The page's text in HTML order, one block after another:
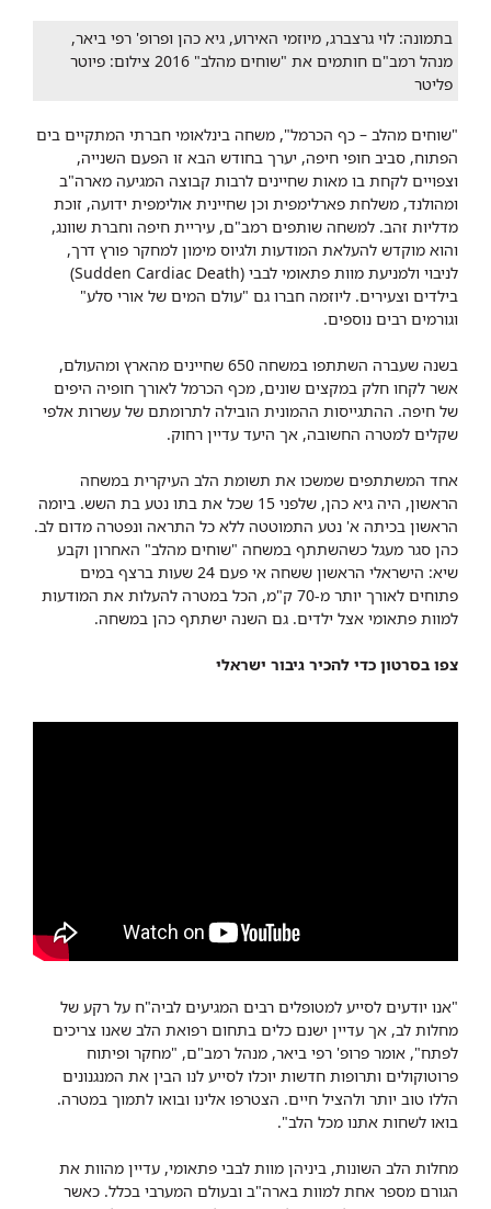
בתמונה: ​לוי גרצברג, מיוזמי האירוע, גיא כהן ופרופ' רפי ביאר,
מנהל רמב"ם חותמים את "שוחים מהלב" 2016 צילום: פיוטר
פליטר
"שוחים מהלב – כף הכרמל", משחה בינלאומי חברתי המתקיים בים
הפתוח, סביב חופי חיפה, יערך בחודש הבא זו הפעם השנייה,
וצפויים לקחת בו מאות שחיינים לרבות קבוצה המגיעה מארה"ב
ומהולנד, משלחת פארלימפית וכן שחיינית אולימפית ידועה, זוכת
מדליות זהב. למשחה שותפים רמב"ם, עיריית חיפה וחברת שוונג,
והוא מוקדש להעלאת המודעות ולגיוס מימון למחקר פורץ דרך,
לניבוי ולמניעת מוות פתאומי לבבי (Sudden Cardiac Death)
בילדים וצעירים. ליוזמה חברו גם "עולם המים של אורי סלע"
וגורמים רבים נוספים.
בשנה שעברה השתתפו במשחה 650 שחיינים מהארץ ומהעולם,
אשר לקחו חלק במקצים שונים, מכף הכרמל לאורך חופיה היפים
של חיפה. ההתגייסות ההמונית הובילה לתרומתם של עשרות אלפי
שקלים למטרה החשובה, אך היעד עדיין רחוק.
אחד המשתתפים שמשכו את תשומת הלב העיקרית במשחה
הראשון, היה גיא כהן, שלפני 15 שכל את בתו נטע בת השש. ביומה
הראשון בכיתה א' נטע התמוטטה ללא כל התראה ונפטרה מדום לב.
כהן סגר מעגל כשהשתתף במשחה "שוחים מהלב" האחרון וקבע
שיא: הישראלי הראשון ששחה אי פעם 24 שעות ברצף במים
פתוחים לאורך יותר מ-70 ק"מ, הכל במטרה להעלות את המודעות
למוות פתאומי אצל ילדים. גם השנה ישתתף כהן במשחה.
צפו בסרטון כדי להכיר גיבור ישראלי
"אנו יודעים לסייע למטופלים רבים המגיעים לביה"ח על רקע של
מחלות לב, אך עדיין ישנם כלים בתחום רפואת הלב שאנו צריכים
לפתח", אומר פרופ' רפי ביאר, מנהל רמב"ם, "מחקר ופיתוח
פרוטוקולים ותרופות חדשות יוכלו לסייע לנו הבין את המנגנונים
הללו טוב יותר ולהציל חיים. הצטרפו אלינו ובואו לתמוך במטרה.
בואו לשחות אתנו מכל הלב".
מחלות הלב השונות, ביניהן מוות לבבי פתאומי, עדיין מהוות את
הגורם מספר אחת למוות בארה"ב ובעולם המערבי בכלל. כאשר